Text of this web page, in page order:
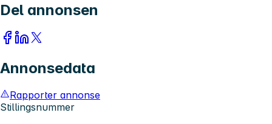
Del annonsen
Annonsedata
Rapporter annonse
Stillingsnummer